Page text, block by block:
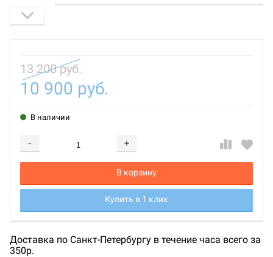
13 200 руб.
10 900 руб.
В наличии
- +
Добавляется...
В корзину
Добавлен
Купить в 1 клик
Доставка по Санкт-Петербургу в течение часа всего за
350р.